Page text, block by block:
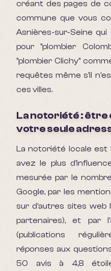
créant des pages de
commune que vous
Asnières-sur-Seine
pour "plombier
"plombier Clichy"
requêtes même s'il
ces villes.
La notoriété : être
votre seule
La notoriété locale est
avez le plus
mesurée par le
Google, par les
sur d'autres sites web
partenaires), et par
(publications
réponses aux
50 avis à 4,8